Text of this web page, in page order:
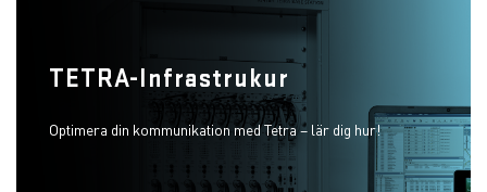
TETRA-Infrastrukur
Optimera din kommunikation med Tetra – lär dig hur!